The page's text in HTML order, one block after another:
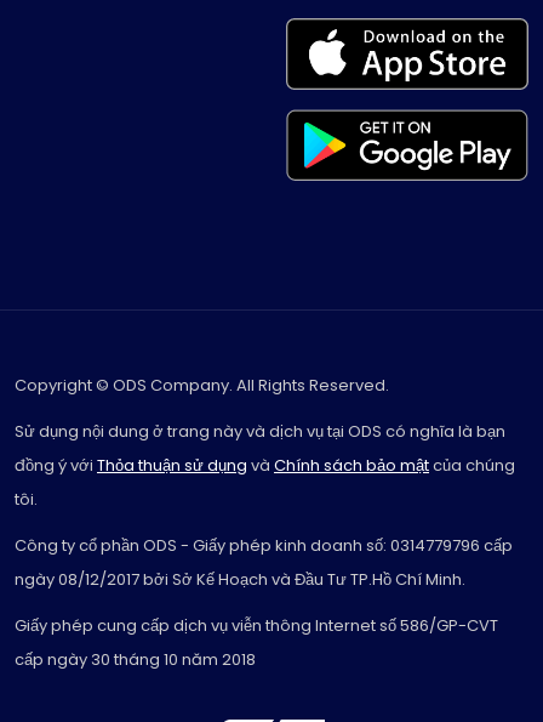
Copyright © ODS Company. All Rights Reserved.
Sử dụng nội dung ở trang này và dịch vụ tại ODS có nghĩa là bạn
đồng ý với Thỏa thuận sử dụng và Chính sách bảo mậtcủa chúng
tôi.
Công ty cổ phần ODS - Giấy phép kinh doanh số: 0314779796 cấp
ngày 08/12/2017 bởi Sở Kế Hoạch và Đầu Tư TP.Hồ Chí Minh.
Giấy phép cung cấp dịch vụ viễn thông Internet số 586/GP-CVT
cấp ngày 30 tháng 10 năm 2018